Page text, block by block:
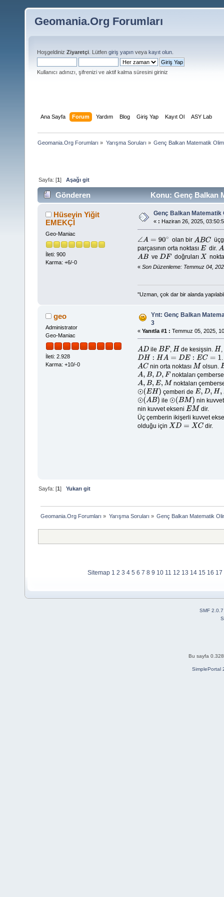
Geomania.Org Forumları
Hoşgeldiniz Ziyaretçi . Lütfen giriş yapın veya kayıt olun
Kullanıcı adınızı, şifrenizi ve aktif kalma süresini giriniz
Ana Sayfa Forum Yardım Blog Giriş Yap Kayıt Ol ASY Lab
Geomania.Org Forumları » Yarışma Soruları » Genç Balkan Matematik
Sayfa: [1]Aşağı git
Gönderen Konu: Genç Balkan
Hüseyin Yiğit
EMEKÇİ
Geo-Maniac
İleti: 900
Karma: +6/-0
Genç Balkan Matematik
« : Haziran 26, 2025,
∠A= 90 ∘ olan bir ABC
parçasının orta noktası E dir.A
AB veDF doğruları X
« Son Düzenleme: Temmuz 04,
''Uzman, çok dar bir alanda
geo
Administrator
Geo-Maniac
İleti: 2.928
Karma: +10/-0
Ynt: Genç Balkan
3
« Yanıtla #1 : Temmuz 05, 2025,
AD ile BF , H de kesişsin. H
DH:H A =DE: EC =1
AC nin orta noktası M olsun. E
A,B,D, F
noktaları
A,B,E, M
noktaları
⊙(EH) çemberi de E,D,H, F,M
⊙(AB) ile ⊙(BM)
nin
nin kuvvet ekseni EM
dir.
Üç çemberin ikişerli kuvvet
olduğu için XD=XC dir.
Sayfa: [1]Yukarı git
Geomania.Org Forumları » Yarışma Soruları » Genç Balkan Matematik
Sitemap 1 2 3 4 5 6 7 8 9 10 11 12 13 14 15 16 17
SMF 2.0.7
Bu sayfa
SimplePortal